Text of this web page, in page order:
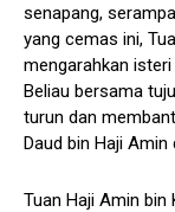
senapang,
yang cemas ini,
mengarahkan
Beliau bersama
turun dan
Daud bin Haji
Tuan Haji Amin bin